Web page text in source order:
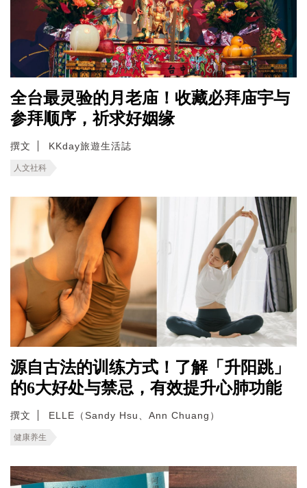
全台最灵验的月老庙！收藏必拜庙宇与
参拜顺序，祈求好姻缘
撰文 KKday旅遊生活誌
人文社科
源自古法的训练方式！了解「升阳跳」
的6大好处与禁忌，有效提升心肺功能
撰文 ELLE（Sandy Hsu、Ann Chuang）
健康养生